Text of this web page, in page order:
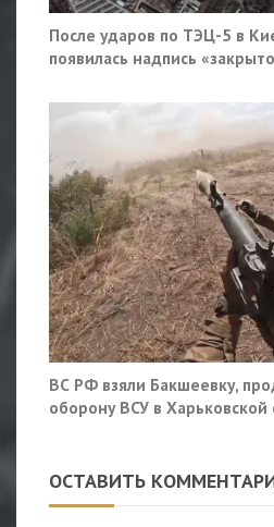
После ударов по ТЭЦ-5 в
появилась надпись
ВС РФ взяли Бакшеевку,
оборону ВСУ в Харьковской
ОСТАВИТЬ